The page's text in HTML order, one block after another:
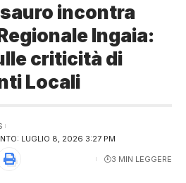
incontra
Ingaia:
criticità di
Locali
LUGLIO 8, 2026 3:27 PM
3 MIN LEGGERE